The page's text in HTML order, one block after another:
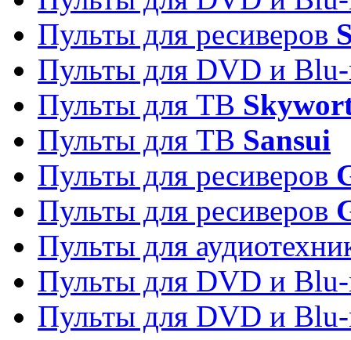
Пульты для ресиверов
Пульты для DVD и
Пульты для ТВ
Пульты для ТВ Sansui
Пульты для ресиверов
Пульты для ресиверов
Пульты для
Пульты для DVD и
Пульты для DVD и